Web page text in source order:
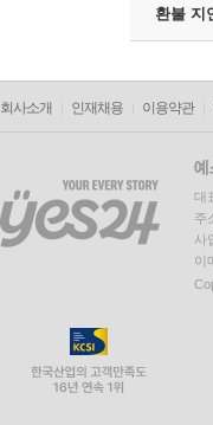
환불 지
회사소개 인재채용 이용약관
대
주
사
이